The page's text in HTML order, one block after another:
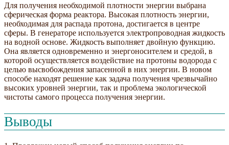
Для получения необходимой плотности энергии выбрана
сферическая форма реактора. Высокая плотность энергии,
необходимая для распада протона, достигается в центре
сферы. В генераторе используется электропроводная жидкость
на водной основе. Жидкость выполняет двойную функцию.
Она является одновременно и энергоносителем и средой, в
которой осуществляется воздействие на протоны водорода с
целью высвобождения запасенной в них энергии. В новом
способе находят решение как задача получения чрезвычайно
высоких уровней энергии, так и проблема экологической
чистоты самого процесса получения энергии.
Выводы